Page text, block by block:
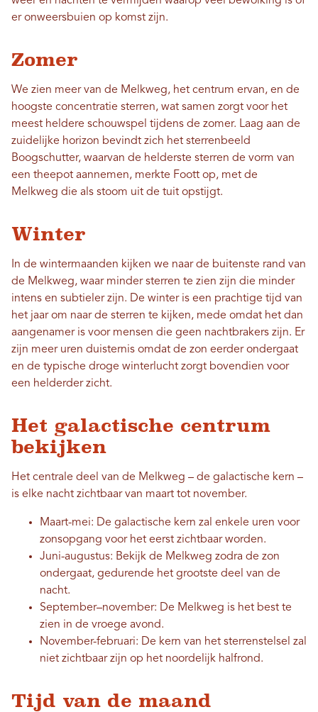
er onweersbuien op komst zijn.
Zomer
We zien meer van de Melkweg, het centrum ervan, en de
hoogste concentratie sterren, wat samen zorgt voor het
meest heldere schouwspel tijdens de zomer. Laag aan de
zuidelijke horizon bevindt zich het sterrenbeeld
Boogschutter, waarvan de helderste sterren de vorm van
een theepot aannemen, merkte Foott op, met de
Melkweg die als stoom uit de tuit opstijgt.
Winter
In de wintermaanden kijken we naar de buitenste rand van
de Melkweg, waar minder sterren te zien zijn die minder
intens en subtieler zijn. De winter is een prachtige tijd van
het jaar om naar de sterren te kijken, mede omdat het dan
aangenamer is voor mensen die geen nachtbrakers zijn. Er
zijn meer uren duisternis omdat de zon eerder ondergaat
en de typische droge winterlucht zorgt bovendien voor
een helderder zicht.
Het galactische centrum
bekijken
Het centrale deel van de Melkweg – de galactische kern –
is elke nacht zichtbaar van maart tot november.
Maart-mei: De galactische kern zal enkele uren voor
zonsopgang voor het eerst zichtbaar worden.
Juni-augustus: Bekijk de Melkweg zodra de zon
ondergaat, gedurende het grootste deel van de
nacht.
September–november: De Melkweg is het best te
zien in de vroege avond.
November-februari: De kern van het sterrenstelsel zal
niet zichtbaar zijn op het noordelijk halfrond.
Tijd van de maand